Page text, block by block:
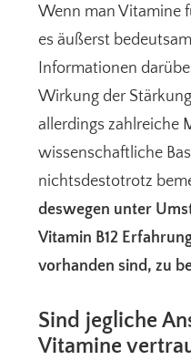
Wenn man Vitamine
es äußerst
Informationen
Wirkung der
allerdings zahlreiche
wissenschaftliche
nichtsdestotrotz
deswegen unter
Vitamin B12
vorhanden sind, zu
Sind jegliche
Vitamine